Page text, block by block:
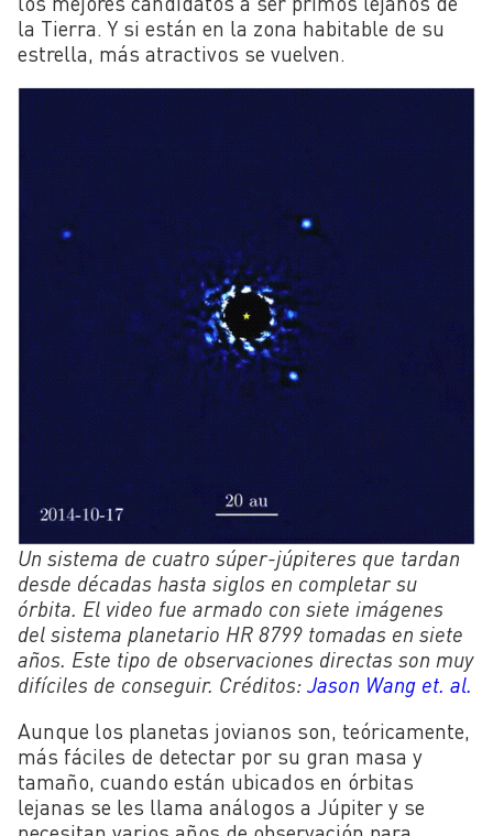
la Tierra. Y si están en la zona habitable de su
estrella, más atractivos se vuelven.
Un sistema de cuatro súper-júpiteres que tardan
desde décadas hasta siglos en completar su
órbita. El video fue armado con siete imágenes
del sistema planetario HR 8799 tomadas en siete
años. Este tipo de observaciones directas son muy
difíciles de conseguir. Créditos: Jason Wang et. al.
Aunque los planetas jovianos son, teóricamente,
más fáciles de detectar por su gran masa y
tamaño, cuando están ubicados en órbitas
lejanas se les llama análogos a Júpiter y se